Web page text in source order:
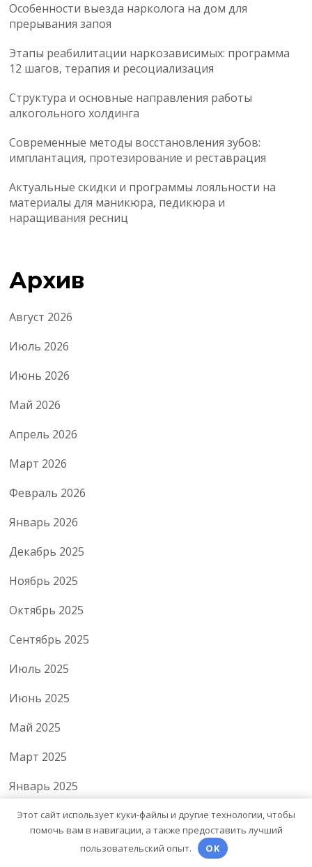
Особенности выезда нарколога на дом для
прерывания запоя
Этапы реабилитации наркозависимых: программа
12 шагов, терапия и ресоциализация
Структура и основные направления работы
алкогольного холдинга
Современные методы восстановления зубов:
имплантация, протезирование и реставрация
Актуальные скидки и программы лояльности на
материалы для маникюра, педикюра и
наращивания ресниц
Архив
Август 2026
Июль 2026
Июнь 2026
Май 2026
Апрель 2026
Март 2026
Февраль 2026
Январь 2026
Декабрь 2025
Ноябрь 2025
Октябрь 2025
Сентябрь 2025
Июль 2025
Июнь 2025
Май 2025
Март 2025
Январь 2025
Декабрь 2024
Этот сайт использует куки-файлы и другие технологии, чтобы
помочь вам в навигации, а также предоставить лучший
пользовательский опыт.
OK